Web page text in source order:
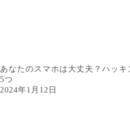
あなたのスマホは大丈夫？ハッ
5つ
2024年1月12日